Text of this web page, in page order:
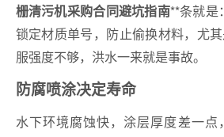
栅清污机采购合同避坑指南**条就是
锁定材质单号，防止偷换材料，尤
服强度不够，洪水一来就是事故。
防腐喷涂决定寿命
水下环境腐蚀快，涂层厚度差一点